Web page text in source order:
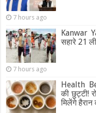
7 hours ago
Kanwar
सहारे 21
7 hours ago
Health
की छुट्टी!
मिलेंगे